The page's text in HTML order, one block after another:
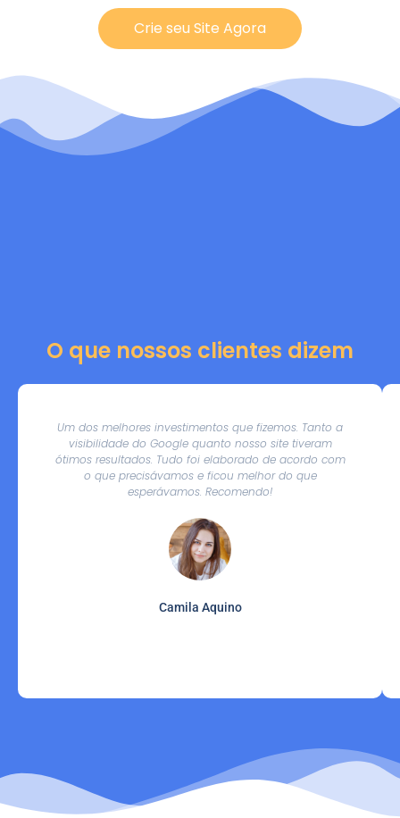
Crie seu Site Agora
O que nossos clientes dizem
Um dos melhores investimentos que fizemos. Tanto a
visibilidade do Google quanto nosso site tiveram
ótimos resultados. Tudo foi elaborado de acordo com
o que precisávamos e ficou melhor do que
esperávamos. Recomendo!
Camila Aquino